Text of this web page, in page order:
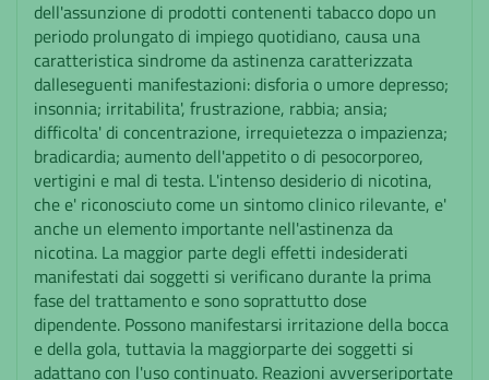
dell'assunzione di prodotti contenenti tabacco dopo un
periodo prolungato di impiego quotidiano, causa una
caratteristica sindrome da astinenza caratterizzata
dalleseguenti manifestazioni: disforia o umore depresso;
insonnia; irritabilita', frustrazione, rabbia; ansia;
difficolta' di concentrazione, irrequietezza o impazienza;
bradicardia; aumento dell'appetito o di pesocorporeo,
vertigini e mal di testa. L'intenso desiderio di nicotina,
che e' riconosciuto come un sintomo clinico rilevante, e'
anche un elemento importante nell'astinenza da
nicotina. La maggior parte degli effetti indesiderati
manifestati dai soggetti si verificano durante la prima
fase del trattamento e sono soprattutto dose
dipendente. Possono manifestarsi irritazione della bocca
e della gola, tuttavia la maggiorparte dei soggetti si
adattano con l'uso continuato. Reazioni avverseriportate